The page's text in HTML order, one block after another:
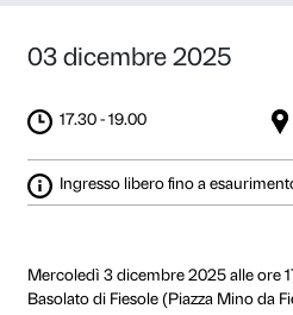
EVENTO CONFERENZA